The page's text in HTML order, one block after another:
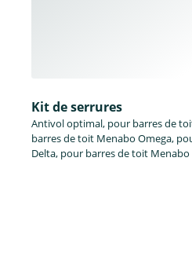
Kit de serrures
Antivol optimal, pour barres de
barres de toit Menabo Omega,
Delta, pour barres de toit